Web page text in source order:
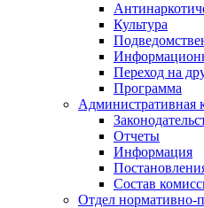
Культура
Переход на
Программа
Административная
Отчеты
Информация
Состав
Отдел нормативно-